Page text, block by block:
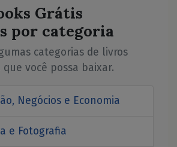
Grátis
por categoria
categorias de livros
você possa baixar.
Negócios e Economia
e Fotografia